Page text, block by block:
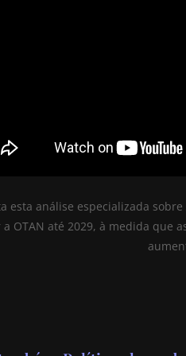
esta análise especializada
a OTAN até 2029, à medida que